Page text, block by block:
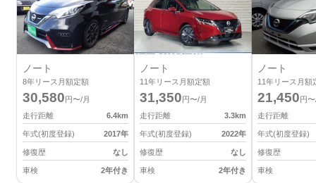
ノート
8年リース月額定額
30,580円〜/月
走行距離
6.4km
年式(初度登録) 2017年
修復歴 なし
車検 2年付き
ノート
11年リース月額定額
31,350円〜/月
走行距離
3.3km
年式(初度登録) 2022年
修復歴 なし
車検 2年付き
ノート
11年リース月額
21,450円
走行距離
年式(初度登録)
修復歴
車検